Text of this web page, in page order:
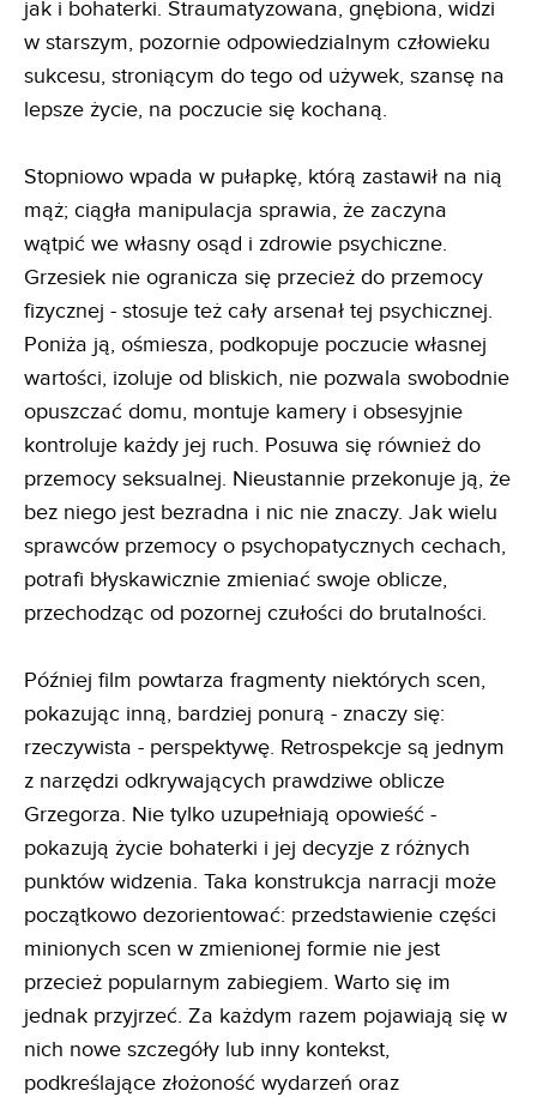
jak i bohaterki. Straumatyzowana, gnębiona, widzi
w starszym, pozornie odpowiedzialnym człowieku
sukcesu, stroniącym do tego od używek, szansę na
lepsze życie, na poczucie się kochaną.
Stopniowo wpada w pułapkę, którą zastawił na nią
mąż; ciągła manipulacja sprawia, że zaczyna
wątpić we własny osąd i zdrowie psychiczne.
Grzesiek nie ogranicza się przecież do przemocy
fizycznej - stosuje też cały arsenał tej psychicznej.
Poniża ją, ośmiesza, podkopuje poczucie własnej
wartości, izoluje od bliskich, nie pozwala swobodnie
opuszczać domu, montuje kamery i obsesyjnie
kontroluje każdy jej ruch. Posuwa się również do
przemocy seksualnej. Nieustannie przekonuje ją, że
bez niego jest bezradna i nic nie znaczy. Jak wielu
sprawców przemocy o psychopatycznych cechach,
potrafi błyskawicznie zmieniać swoje oblicze,
przechodząc od pozornej czułości do brutalności.
Później film powtarza fragmenty niektórych scen,
pokazując inną, bardziej ponurą - znaczy się:
rzeczywista - perspektywę. Retrospekcje są jednym
z narzędzi odkrywających prawdziwe oblicze
Grzegorza. Nie tylko uzupełniają opowieść -
pokazują życie bohaterki i jej decyzje z różnych
punktów widzenia. Taka konstrukcja narracji może
początkowo dezorientować: przedstawienie części
minionych scen w zmienionej formie nie jest
przecież popularnym zabiegiem. Warto się im
jednak przyjrzeć. Za każdym razem pojawiają się w
nich nowe szczegóły lub inny kontekst,
podkreślające złożoność wydarzeń oraz